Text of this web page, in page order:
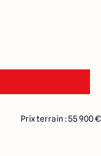
Prix terrain : 55 900 €